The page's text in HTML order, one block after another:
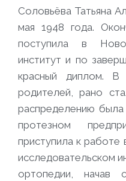
Соловьёва Татьяна
мая 1948 года.
поступила в
институт и по
красный диплом. В
родителей, рано
распределению была
протезном
приступила к
исследовательском
ортопедии, начав